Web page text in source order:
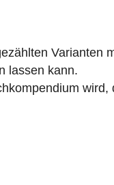
Varianten
lassen kann.